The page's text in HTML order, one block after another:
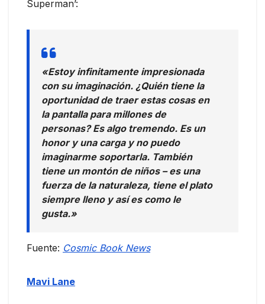
Superman’:
«Estoy infinitamente impresionada
con su imaginación. ¿Quién tiene la
oportunidad de traer estas cosas en
la pantalla para millones de
personas? Es algo tremendo. Es un
honor y una carga y no puedo
imaginarme soportarla. También
tiene un montón de niños – es una
fuerza de la naturaleza, tiene el plato
siempre lleno y así es como le
gusta.»
Fuente: Cosmic Book News
Mavi Lane